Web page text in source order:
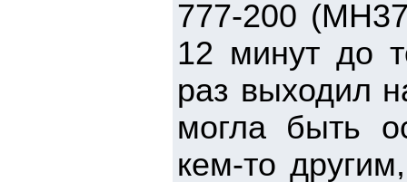
777-200
12 минут до
раз выходил
могла быть
кем-то